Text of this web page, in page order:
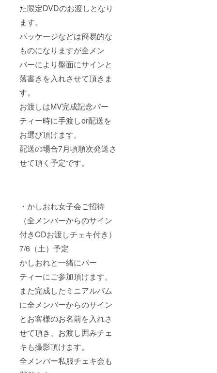
た限定DVDのお渡しとなり
ます。
パッケージなどは簡易的な
ものになりますが全メン
バーにより盤面にサインと
落書きを入れさせて頂きま
す。
お渡しはMV完成記念パー
ティー時に手渡しor配送を
お選び頂けます。
配送の場合7月頃順次発送さ
せて頂く予定です。
・かしおれ女子会ご招待
（全メンバーからのサイン
付きCDお渡しチェキ付き）
7/6（土）予定
かしおれと一緒にパー
ティーにご参加頂けます。
また完成したミニアルバム
に全メンバーからのサイン
とお客様のお名前を入れさ
せて頂き、お渡し囲みチェ
キも撮影頂けます。
全メンバー私服チェキ会も